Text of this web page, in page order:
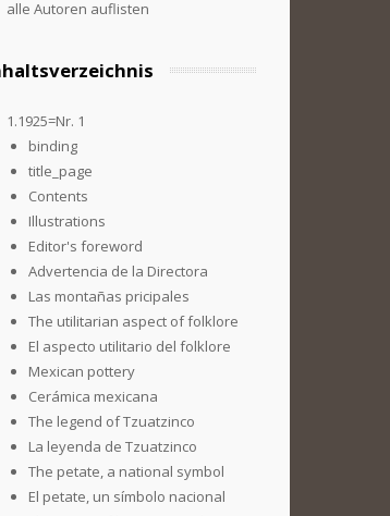
alle Autoren auflisten
1.1925=Nr. 1
binding
title_page
Contents
Illustrations
Editor's foreword
Advertencia de la Directora
Las montañas pricipales
The utilitarian aspect of folklore
El aspecto utilitario del folklore
Mexican pottery
Cerámica mexicana
The legend of Tzuatzinco
La leyenda de Tzuatzinco
The petate, a national symbol
El petate, un símbolo nacional